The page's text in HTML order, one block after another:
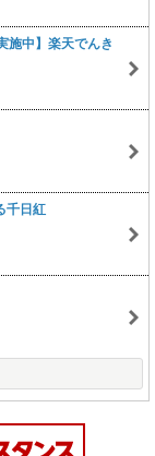
施中】楽天でんき
千日紅